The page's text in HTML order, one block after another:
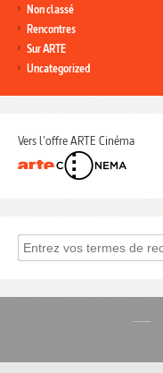
Non classé
Rencontres
Sur ARTE
Uncategorized
Vers l'offre ARTE Cinéma